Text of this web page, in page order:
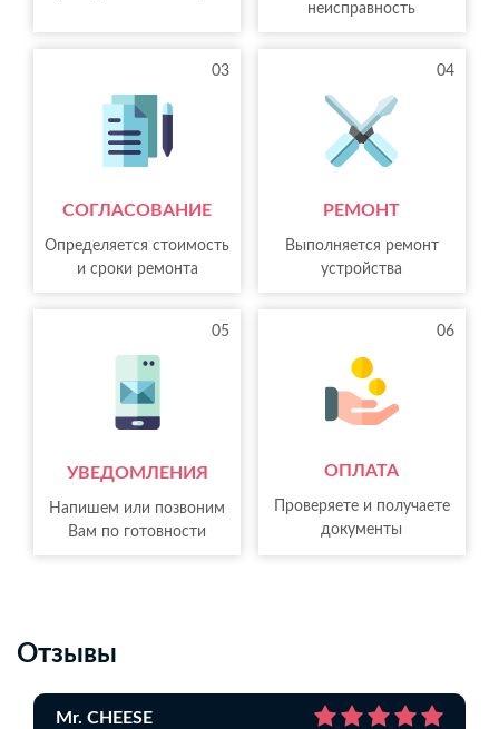
неисправность
03
СОГЛАСОВАНИЕ
Определяется стоимость
и сроки ремонта
04
РЕМОНТ
Выполняется ремонт
устройства
05
УВЕДОМЛЕНИЯ
Напишем или позвоним
Вам по готовности
06
ОПЛАТА
Проверяете и получаете
документы
Отзывы
Mr. CHEESE